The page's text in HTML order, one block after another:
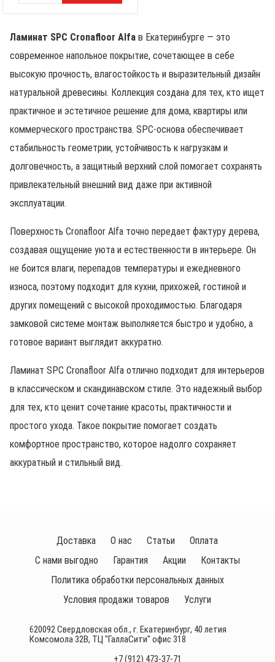
Ламинат SPC Cronafloor Alfa в Екатеринбурге — это
современное напольное покрытие, сочетающее в себе
высокую прочность, влагостойкость и выразительный дизайн
натуральной древесины. Коллекция создана для тех, кто ищет
практичное и эстетичное решение для дома, квартиры или
коммерческого пространства. SPC-основа обеспечивает
стабильность геометрии, устойчивость к нагрузкам и
долговечность, а защитный верхний слой помогает сохранять
привлекательный внешний вид даже при активной
эксплуатации.
Поверхность Cronafloor Alfa точно передает фактуру дерева,
создавая ощущение уюта и естественности в интерьере. Он
не боится влаги, перепадов температуры и ежедневного
износа, поэтому подходит для кухни, прихожей, гостиной и
других помещений с высокой проходимостью. Благодаря
замковой системе монтаж выполняется быстро и удобно, а
готовое вариант выглядит аккуратно.
Ламинат SPC Cronafloor Alfa отлично подходит для интерьеров
в классическом и скандинавском стиле. Это надежный выбор
для тех, кто ценит сочетание красоты, практичности и
простого ухода. Такое покрытие помогает создать
комфортное пространство, которое надолго сохраняет
аккуратный и стильный вид.
620092 Свердловская обл., г. Екатеринбург, 40 летия
Комсомола 32В, ТЦ "ГаллаСити" офис 318
+7 (912) 473-37-71
Доставка О нас Статьи
Оплата
С нами выгодно
Гарантия Акции
Контакты
Политика обработки персональных данных
Условия продажи товаров
Услуги